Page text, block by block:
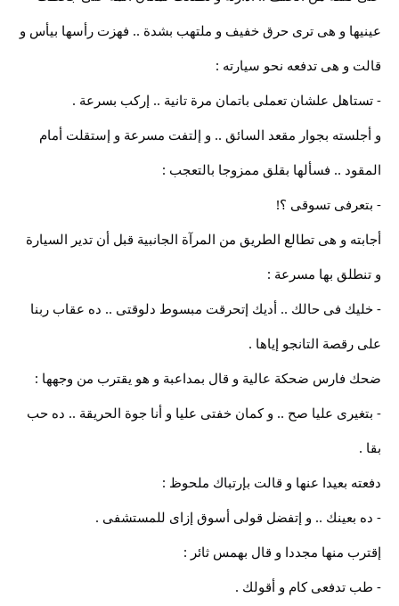
عينيها و هى ترى حرق خفيف و ملتهب بشدة .. فهزت رأسها بيأس و
قالت و هى تدفعه نحو سيارته :
- تستاهل علشان تعملى باتمان مرة تانية .. إركب بسرعة .
و أجلسته بجوار مقعد السائق .. و إلتفت مسرعة و إستقلت أمام
المقود .. فسألها بقلق ممزوجا بالتعجب :
- بتعرفى تسوقى ؟!
أجابته و هى تطالع الطريق من المرآة الجانبية قبل أن تدير السيارة
و تنطلق بها مسرعة :
- خليك فى حالك .. أديك إتحرقت مبسوط دلوقتى .. ده عقاب ربنا
على رقصة التانجو إياها .
ضحك فارس ضحكة عالية و قال بمداعبة و هو يقترب من وجهها :
- بتغيرى عليا صح .. و كمان خفتى عليا و أنا جوة الحريقة .. ده حب
بقا .
دفعته بعيدا عنها و قالت بإرتباك ملحوظ :
- ده بعينك .. و إتفضل قولى أسوق إزاى للمستشفى .
إقترب منها مجددا و قال بهمس ثائر :
- طب تدفعى كام و أقولك .